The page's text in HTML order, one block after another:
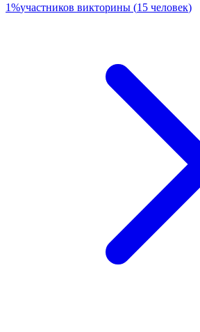
1%участников викторины (15 человек)